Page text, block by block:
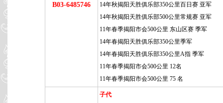
B03-6485746
14年秋揭阳天胜俱乐部350公里百日赛 亚军
14年秋揭阳天胜俱乐部500公里常规赛 亚军
11年春季揭阳市会500公里 东山区赛 季军
14年春揭阳天胜俱乐部350公里季军
14年春揭阳天胜俱乐部350公里A指 季军
11年春季揭阳市会500公里 12名
11年春季揭阳市会500公里 75 名
子代